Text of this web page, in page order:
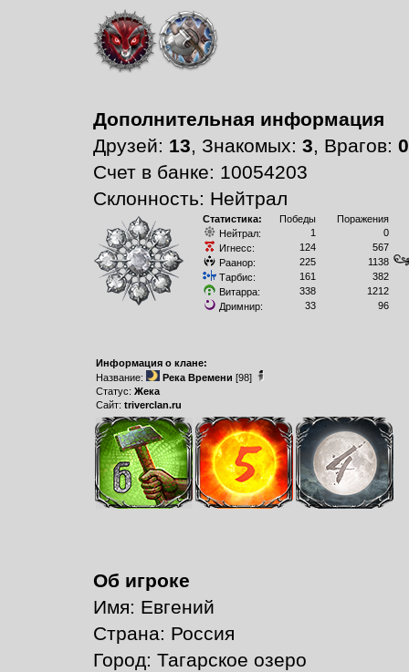
Дополнительная информация
Друзей: 13, Знакомых: 3, Врагов: 0
Счет в банке: 10054203
Склонность: Нейтрал
Статистика: Победы
Поражения
Нейтрал:
1
0
Игнесс:
124
567
Раанор:
225
1138
Тарбис:
161
382
Витарра:
338
1212
Дримнир:
33 96
Информация о клане:
Название:
Река Времени [98]
Статус: Жека
Сайт: triverclan.ru
Об игроке
Имя: Евгений
Страна: Россия
Город: Тагарское озеро